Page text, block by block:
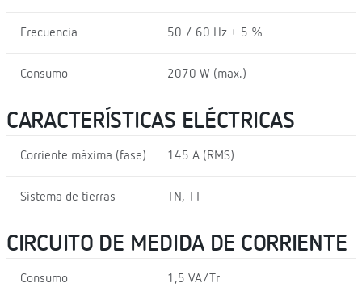
Frecuencia 50 / 60 Hz ± 5 %
Consumo 2070 W (max.)
CARACTERÍSTICAS ELÉCTRICAS
Corriente máxima (fase) 145 A (RMS)
Sistema de tierras TN, TT
CIRCUITO DE MEDIDA DE CORRIENTE
Consumo 1,5 VA/Tr